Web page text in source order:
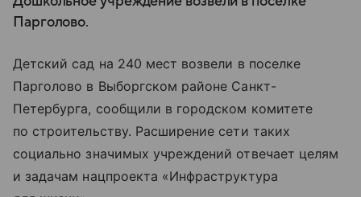
Парголово.
Детский сад на 240 мест возвели в поселке
Парголово в Выборгском районе Санкт-
Петербурга, сообщили в городском комитете
по строительству. Расширение сети таких
социально значимых учреждений отвечает целям
и задачам нацпроекта «Инфраструктура